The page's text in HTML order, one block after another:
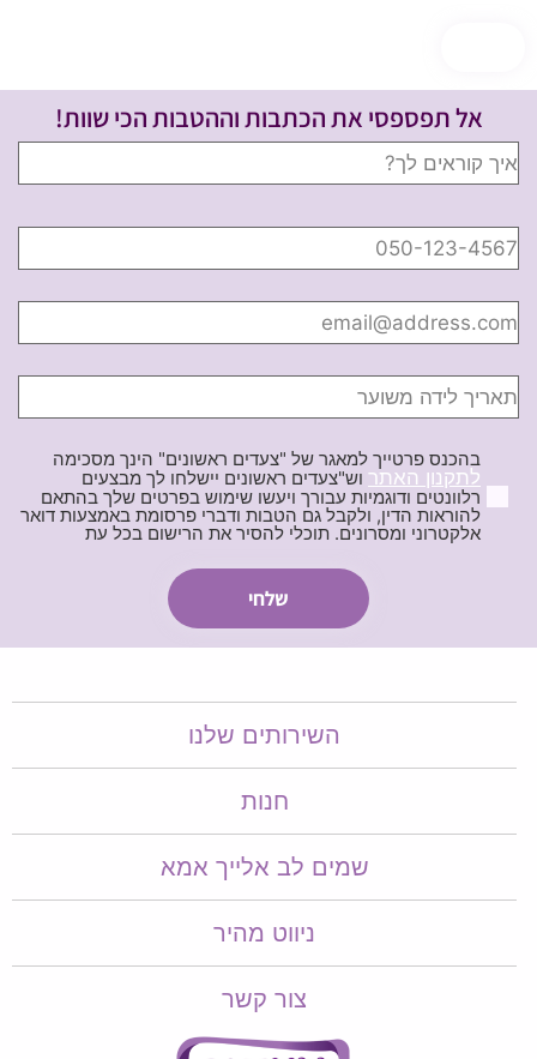
אל תפספסי את הכתבות וההטבות הכי שוות!
בהכנס פרטייך למאגר של "צעדים ראשונים" הינך מסכימה
לתקנון האתר וש"צעדים ראשונים יישלחו לך מבצעים
רלוונטים ודוגמיות עבורך ויעשו שימוש בפרטים שלך בהתאם
להוראות הדין, ולקבל גם הטבות ודברי פרסומת באמצעות דואר
אלקטרוני ומסרונים. תוכלי להסיר את הרישום בכל עת
השירותים שלנו
חנות
שמים לב אלייך אמא​​
ניווט מהיר
צור קשר